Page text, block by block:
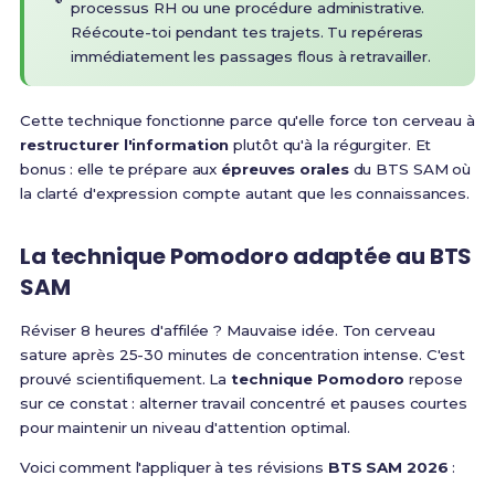
processus RH ou une procédure administrative.
Réécoute-toi pendant tes trajets. Tu repéreras
immédiatement les passages flous à retravailler.
Cette technique fonctionne parce qu'elle force ton cerveau à
restructurer l'information plutôt qu'à la régurgiter. Et
bonus : elle te prépare aux épreuves oralesdu BTS SAM où
la clarté d'expression compte autant que les connaissances.
La technique Pomodoro adaptée au BTS
SAM
Réviser 8 heures d'affilée ? Mauvaise idée. Ton cerveau
sature après 25-30 minutes de concentration intense. C'est
prouvé scientifiquement. Latechnique Pomodoro repose
sur ce constat : alterner travail concentré et pauses courtes
pour maintenir un niveau d'attention optimal.
Voici comment l'appliquer à tes révisions BTS SAM 2026 :